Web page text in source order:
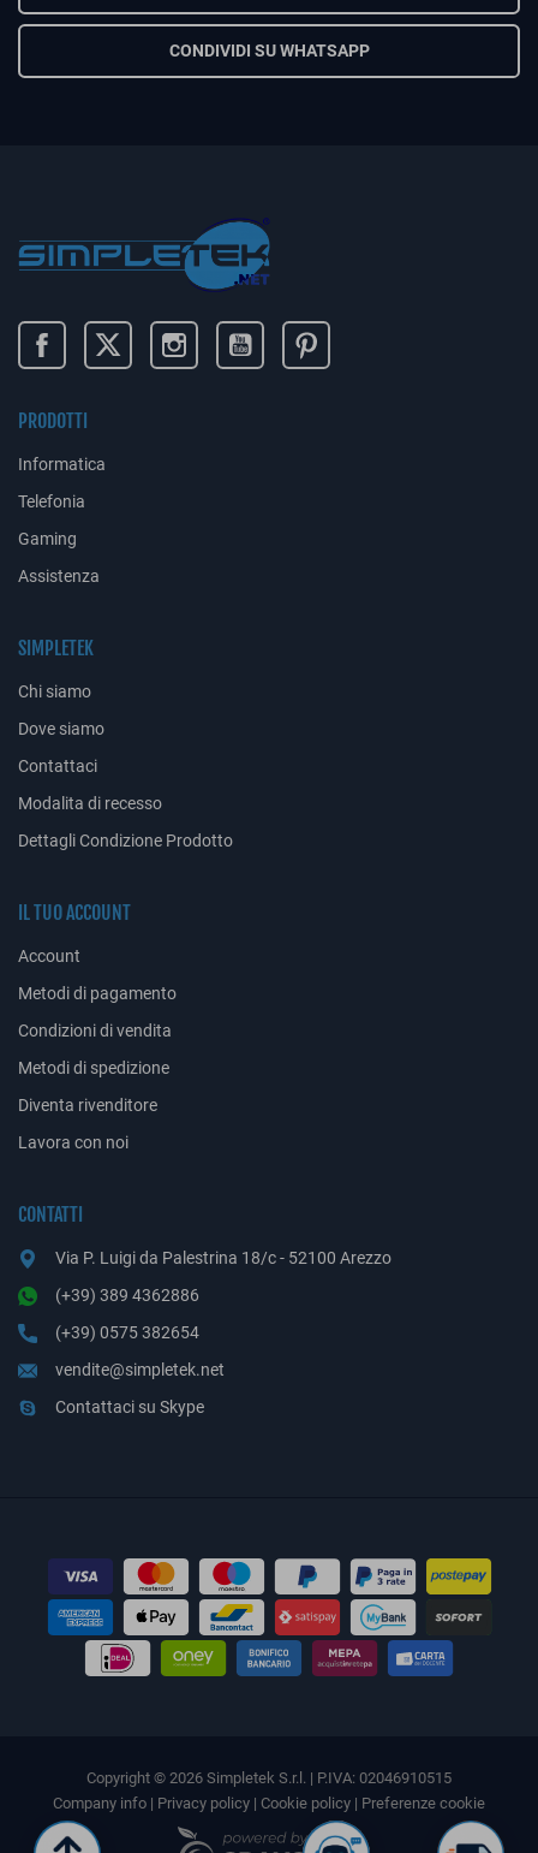
CONDIVIDI SU WHATSAPP
PRODOTTI
Informatica
Telefonia
Gaming
Assistenza
SIMPLETEK
Chi siamo
Dove siamo
Contattaci
Modalita di recesso
Dettagli Condizione Prodotto
IL TUO ACCOUNT
Account
Metodi di pagamento
Condizioni di vendita
Metodi di spedizione
Diventa rivenditore
Lavora con noi
CONTATTI
Via P. Luigi da Palestrina 18/c - 52100 Arezzo
(+39) 389 4362886
(+39) 0575 382654
vendite@simpletek.net
Contattaci su Skype
Copyright © 2026 Simpletek S.r.l. | P.IVA: 02046910515
Company info | Privacy policy | Cookie policy | Preferenze cookie